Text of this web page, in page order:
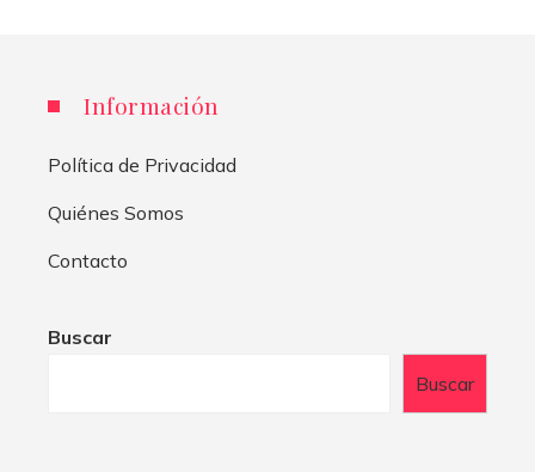
Información
Política de Privacidad
Quiénes Somos
Contacto
Buscar
Buscar